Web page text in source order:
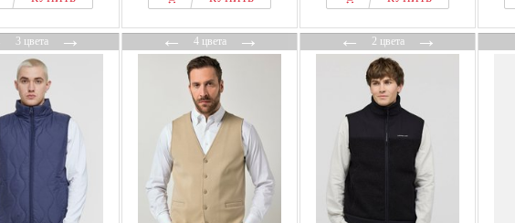
3 цвета→ ←4 цвета→ ←2 цвета→